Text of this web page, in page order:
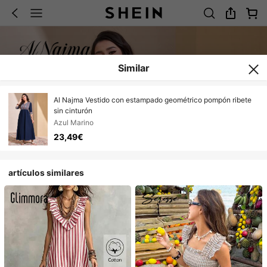
Similar
Al Najma Vestido con estampado geométrico pompón ribete
sin cinturón
Azul Marino
23,49€
artículos similares